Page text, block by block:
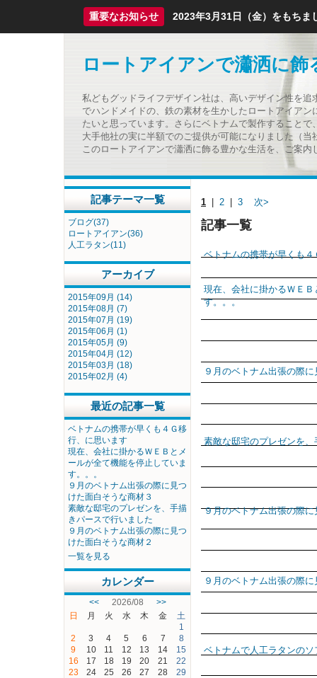
重要なお知らせ 2023年3月31日（金）をもちま
ロートアイアンで瀟洒に飾
私どもグッドライフデザイン社は、高いデザイン性を追
でハンドメイドの、鉄の素材を生かしたロートアイアン
たいと思っています。さらにベトナムで製作することで
大手他社の実に半額でのご提供が可能になりました（当
このロートアイアンで瀟洒に飾る豊かな生活を、ご案内
1 2 3 次>
記事一覧
ベトナムの携帯が早くも
現在、会社に掛かるＷＥ
す。。。
９月のベトナム出張の際
素敵な邸宅のプレゼンを
９月のベトナム出張の際
９月のベトナム出張の際
ベトナムで人工ラタンの
記事テーマ一覧
ブログ(37)
ロートアイアン(36)
人工ラタン(11)
アーカイブ
2015年09月 (14)
2015年08月 (7)
2015年07月 (19)
2015年06月 (1)
2015年05月 (9)
2015年04月 (12)
2015年03月 (18)
2015年02月 (4)
最近の記事一覧
ベトナムの携帯が早くも４Ｇ移
行、に思います
現在、会社に掛かるＷＥＢとメ
ールが全て機能を停止していま
す。。。
９月のベトナム出張の際に見つ
けた面白そうな商材３
素敵な邸宅のプレゼンを、手描
きパースで行いました
９月のベトナム出張の際に見つ
けた面白そうな商材２
一覧を見る
カレンダー
<<2026/08 >>
日
月 火 水 木 金
土
1
2
3 4 5 6 7
8
9
10 11 12 13 14
15
16
17 18 19 20 21
22
23
24 25 26 27 28
29